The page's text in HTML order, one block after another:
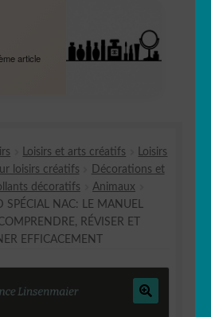
LE
MENU
OUVRIR
ENFANT
LE
MENU
OUVRIR
Enfants
ENFANT
article
Loisirs et arts créatifs
Loisirs
loisirs créatifs
Décorations et
décoratifs
Animaux
SPÉCIAL NAC: LE MANUEL
RÉVISER ET
EFFICACEMENT